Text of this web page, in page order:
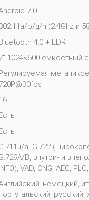
7.0
b/g/n (2.4Ghz и
4.0 + EDR
1024×600 ёмкостный
a, G.722
B, внутри- и
VAD, CNG, AEC,
немецкий,